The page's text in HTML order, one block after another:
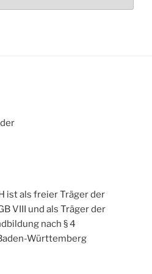
ist als freier Träger der
VIII und als Träger der
nach § 4
Württemberg